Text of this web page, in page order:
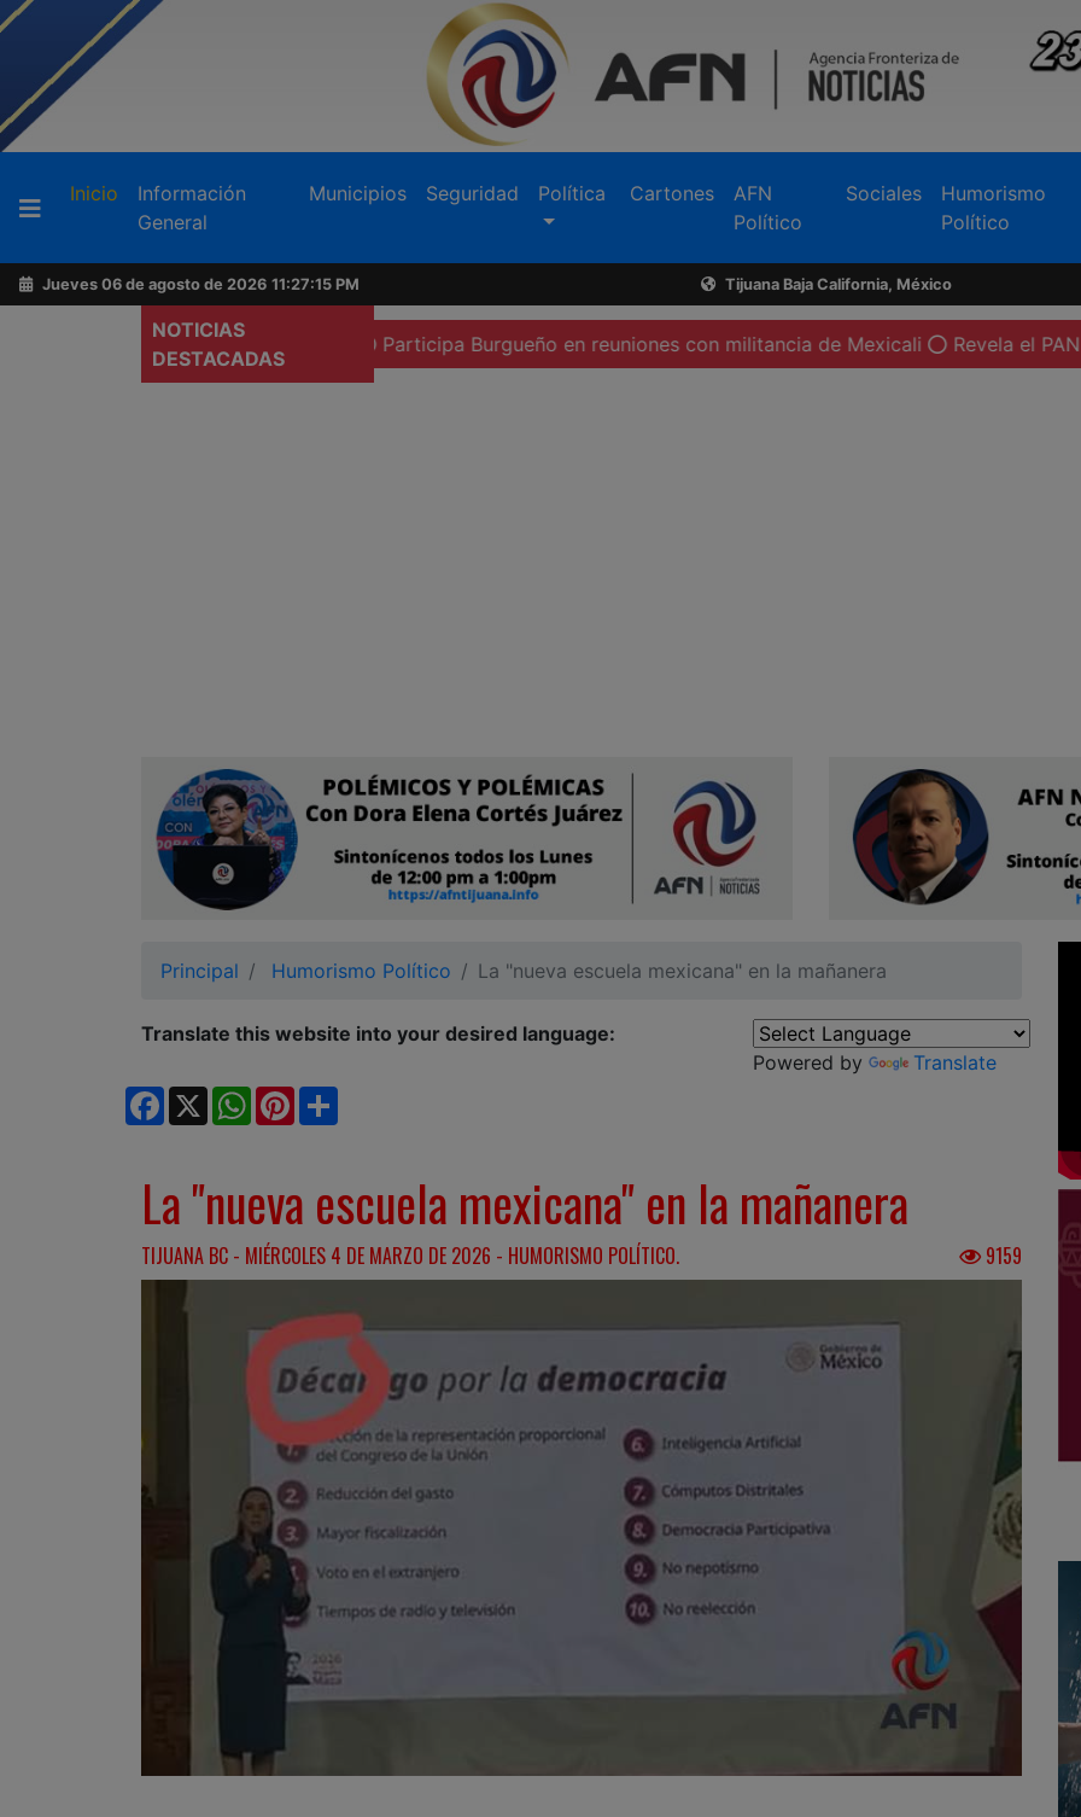
Inicio (current)
Información
General
Municipios Seguridad Política Cartones
AFN
Político
Sociales
Humorismo
Político
Jueves 06 de agosto de 2026 11:27:17 PM Tijuana Baja California, México
NOTICIAS
DESTACADAS
la renuncia de la fiscal Participa Burgueño en reuniones con militancia de Mexicali Revela el PAN de Tijuana
Principal Humorismo Político La "nueva escuela mexicana" en la mañanera
Translate this website into your desired language:
Powered by
Translate
Facebook
X WhatsApp
Pinterest
La "nueva escuela mexicana" en la mañanera
TIJUANA BC - MIÉRCOLES 4 DE MARZO DE 2026 - HUMORISMO POLÍTICO. 9159
Buscador
Acerca
de